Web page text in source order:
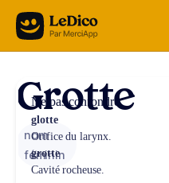
Aller au contenu
Grotte
nom
féminin
Ne pas confondre
glotte
Orifice du larynx.
grotte
Cavité rocheuse.